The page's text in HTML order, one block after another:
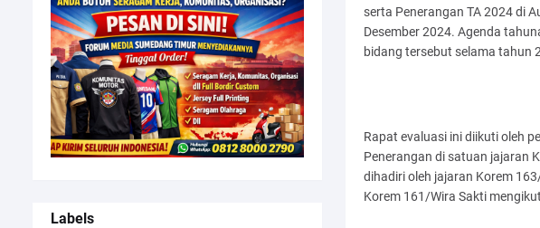
Labels
serta Penerangan TA 2024 di
Desember 2024. Agenda
bidang tersebut selama tahun
Rapat evaluasi ini diikuti oleh
Penerangan di satuan jajaran
dihadiri oleh jajaran Korem
Korem 161/Wira Sakti